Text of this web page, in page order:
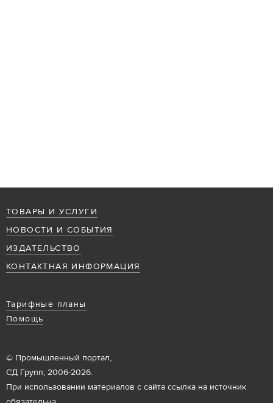
ТОВАРЫ И УСЛУГИ
НОВОСТИ И СОБЫТИЯ
ИЗДАТЕЛЬСТВО
КОНТАКТНАЯ ИНФОРМАЦИЯ
Тарифные планы
Помощь
© Промышленный портал,
СД Групп, 2006-2026.
При использовании материалов с сайта ссылка на источник